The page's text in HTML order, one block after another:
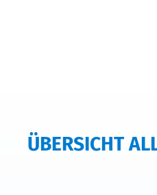
ÜBERSICHT